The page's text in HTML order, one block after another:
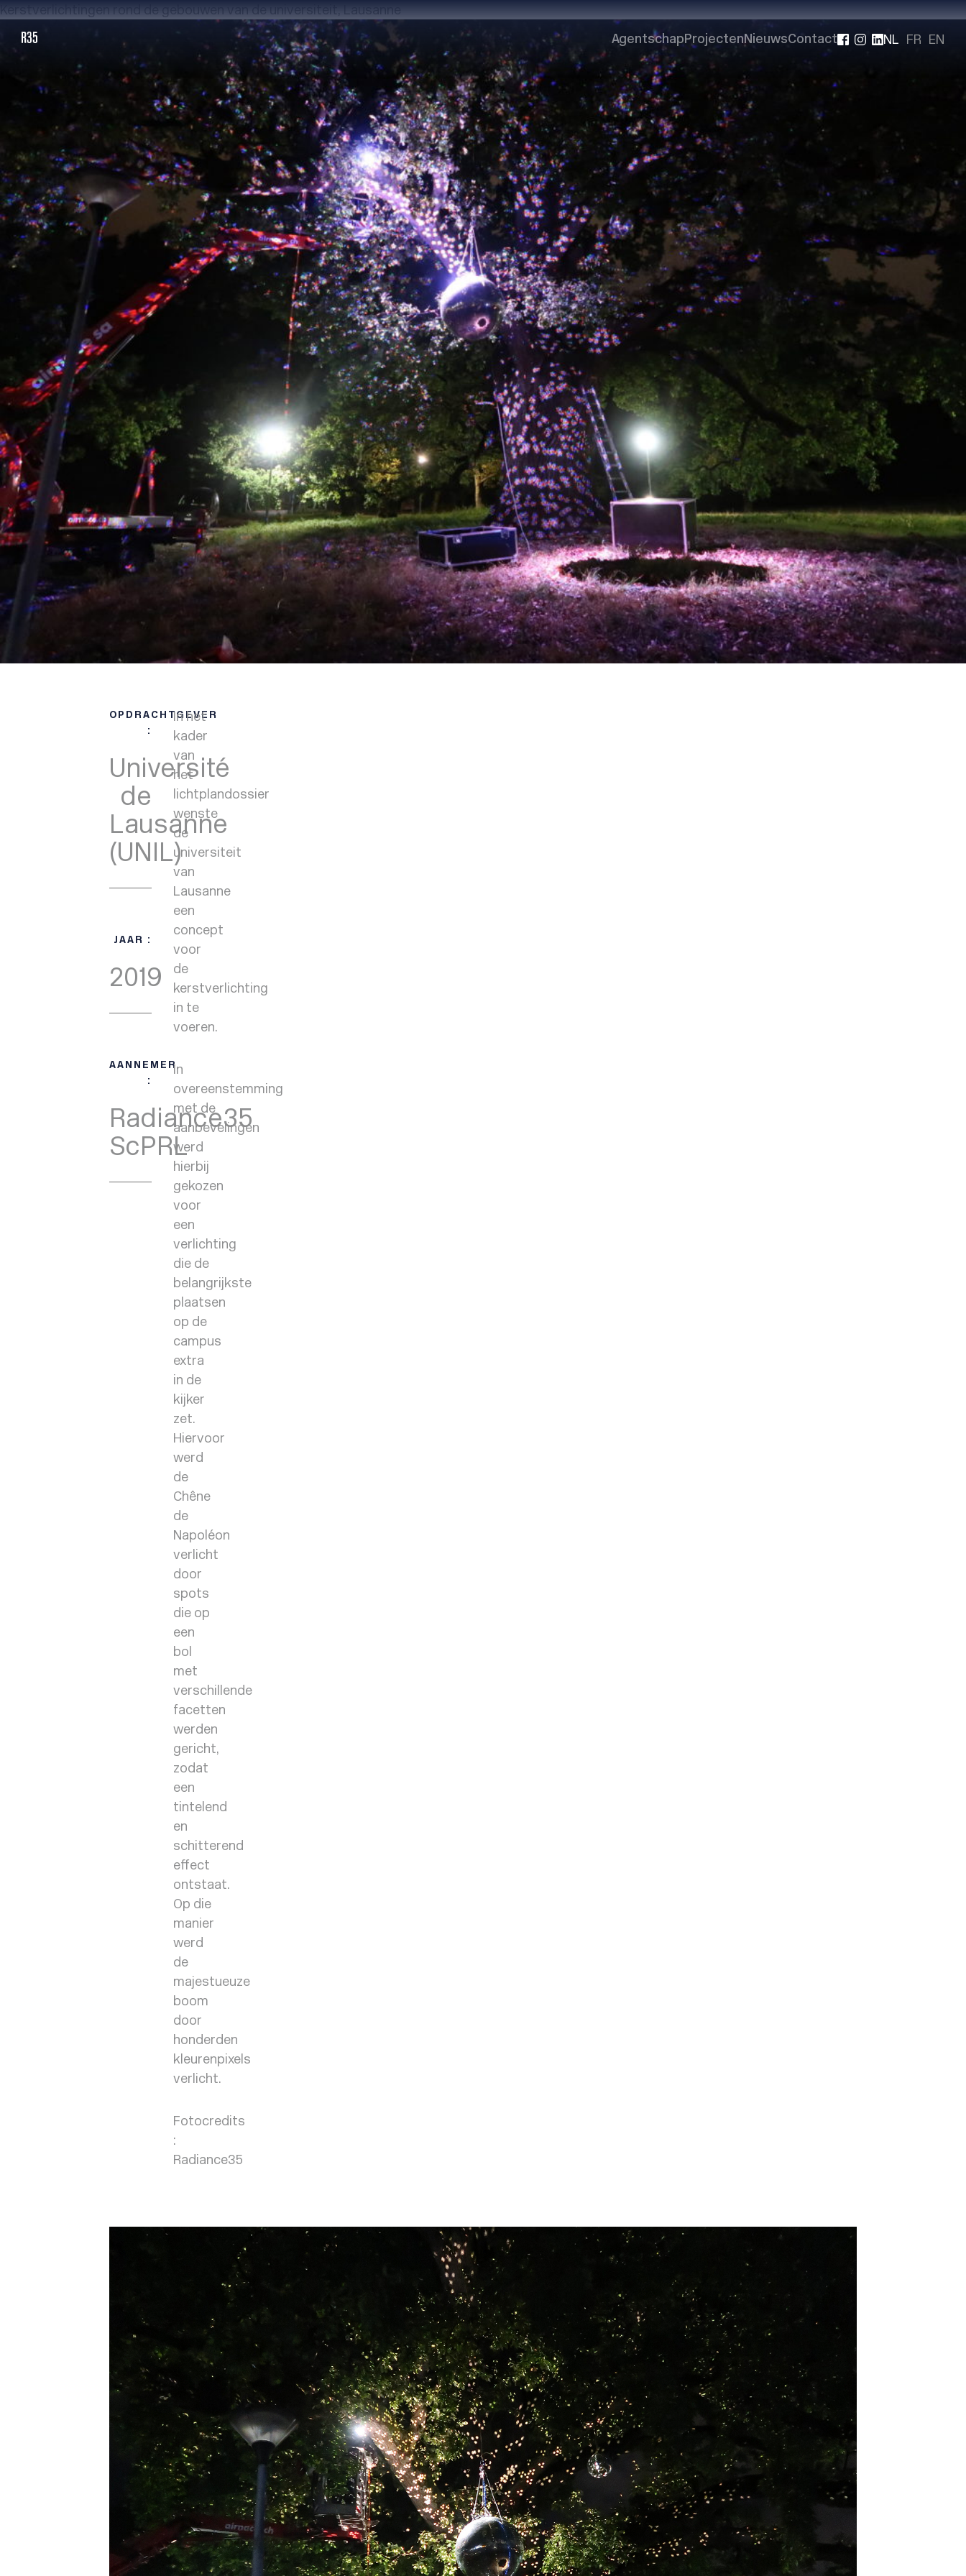
AgentschapProjectenNieuwsContact NL FR EN
Kerstverlichtingen rond de gebouwen van de universiteit, Lausanne
OPDRACHTGEVER
:
Université
de
Lausanne
(UNIL)
JAAR :
2019
AANNEMER
:
Radiance35
ScPRL
In het
kader
van
het
lichtplandossier
wenste
de
universiteit
van
Lausanne
een
concept
voor
de
kerstverlichting
in te
voeren.
In
overeenstemming
met de
aanbevelingen
werd
hierbij
gekozen
voor
een
verlichting
die de
belangrijkste
plaatsen
op de
campus
extra
in de
kijker
zet.
Hiervoor
werd
de
Chêne
de
Napoléon
verlicht
door
spots
die op
een
bol
met
verschillende
facetten
werden
gericht,
zodat
een
tintelend
en
schitterend
effect
ontstaat.
Op die
manier
werd
de
majestueuze
boom
door
honderden
kleurenpixels
verlicht.
Fotocredits
:
Radiance35